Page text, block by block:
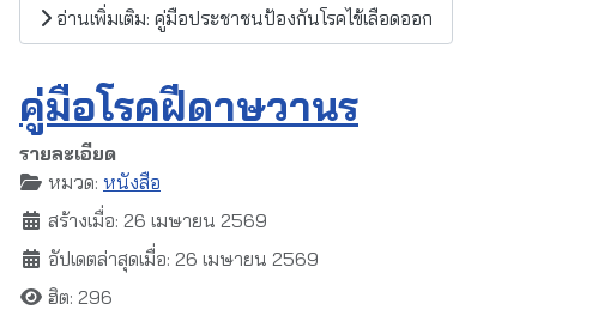
อ่านเพิ่มเติม: คู่มือประชาชนป้องกันโรคไข้เลือดออก
คู่มือโรคฝีดาษวานร
รายละเอียด
หมวด: หนังสือ
สร้างเมื่อ: 26 เมษายน 2569
อัปเดตล่าสุดเมื่อ: 26 เมษายน 2569
ฮิต: 296